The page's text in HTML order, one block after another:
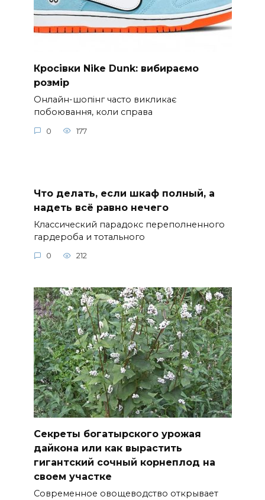
Кросівки Nike Dunk: вибираємо
розмір
Онлайн-шопінг часто викликає
побоювання, коли справа
0 177
Что делать, если шкаф полный, а
надеть всё равно нечего
Классический парадокс переполненного
гардероба и тотального
0 212
Секреты богатырского урожая
дайкона или как вырастить
гигантский сочный корнеплод на
своем участке
Современное овощеводство открывает